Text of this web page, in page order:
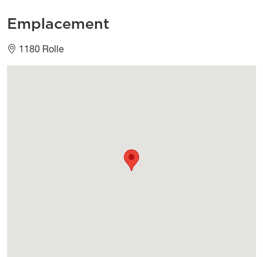
Emplacement
1180 Rolle